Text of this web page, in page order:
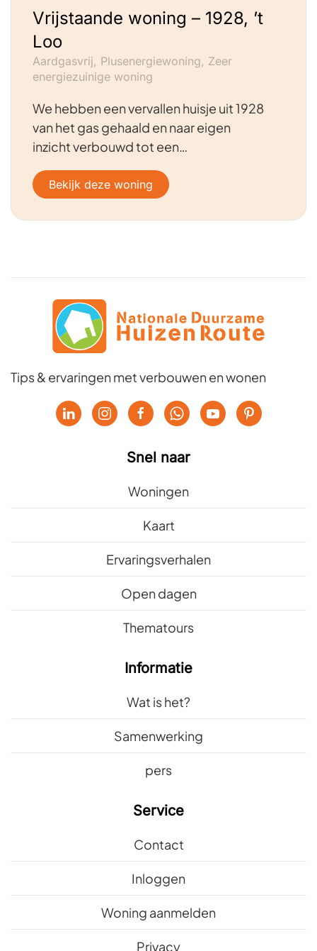
Vrijstaande woning – 1928, ’t
Loo
Aardgasvrij, Plusenergiewoning, Zeer
energiezuinige woning
We hebben een vervallen huisje uit 1928
van het gas gehaald en naar eigen
inzicht verbouwd tot een…
Bekijk deze woning
Tips & ervaringen met verbouwen en wonen
Snel naar
Woningen
Kaart
Ervaringsverhalen
Open dagen
Thematours
Informatie
Wat is het?
Samenwerking
pers
Service
Contact
Inloggen
Woning aanmelden
Privacy